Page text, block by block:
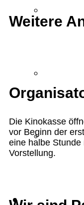
Weitere
Die Kinokasse
vor Beginn der
eine halbe
Vorstellung.